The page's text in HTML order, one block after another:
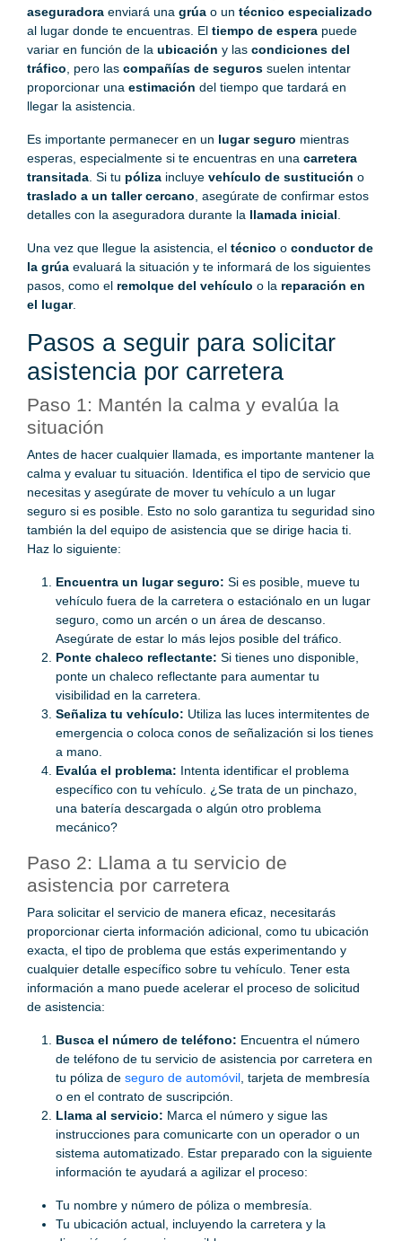
aseguradora enviará una grúa o un técnico especializado
al lugar donde te encuentras. El tiempo de espera puede
variar en función de la ubicación y las condiciones del
tráfico , pero las compañías de seguros suelen intentar
proporcionar una estimación del tiempo que tardará en
llegar la asistencia.
Es importante permanecer en un lugar seguro mientras
esperas, especialmente si te encuentras en una carretera
transitada . Si tu póliza incluye vehículo de sustitución o
traslado a un taller cercano , asegúrate de confirmar estos
detalles con la aseguradora durante la llamada inicial
Una vez que llegue la asistencia, el técnico o conductor de
la grúa evaluará la situación y te informará de los siguientes
pasos, como el remolque del vehículo o la reparación en
el lugar.
Pasos a seguir para solicitar
asistencia por carretera
Paso 1: Mantén la calma y evalúa la
situación
Antes de hacer cualquier llamada, es importante mantener la
calma y evaluar tu situación. Identifica el tipo de servicio que
necesitas y asegúrate de mover tu vehículo a un lugar
seguro si es posible. Esto no solo garantiza tu seguridad sino
también la del equipo de asistencia que se dirige hacia ti.
Haz lo siguiente:
Encuentra un lugar seguro: Si es posible, mueve tu
vehículo fuera de la carretera o estaciónalo en un lugar
seguro, como un arcén o un área de descanso.
Asegúrate de estar lo más lejos posible del tráfico.
Ponte chaleco reflectante: Si tienes uno disponible,
ponte un chaleco reflectante para aumentar tu
visibilidad en la carretera.
Señaliza tu vehículo: Utiliza las luces intermitentes de
emergencia o coloca conos de señalización si los tienes
a mano.
Evalúa el problema: Intenta identificar el problema
específico con tu vehículo. ¿Se trata de un pinchazo,
una batería descargada o algún otro problema
mecánico?
Paso 2: Llama a tu servicio de
asistencia por carretera
Para solicitar el servicio de manera eficaz, necesitarás
proporcionar cierta información adicional, como tu ubicación
exacta, el tipo de problema que estás experimentando y
cualquier detalle específico sobre tu vehículo. Tener esta
información a mano puede acelerar el proceso de solicitud
de asistencia:
Busca el número de teléfono: Encuentra el número
de teléfono de tu servicio de asistencia por carretera en
tu póliza de seguro de automóvil , tarjeta de membresía
o en el contrato de suscripción.
Llama al servicio: Marca el número y sigue las
instrucciones para comunicarte con un operador o un
sistema automatizado. Estar preparado con la siguiente
información te ayudará a agilizar el proceso:
Tu nombre y número de póliza o membresía.
Tu ubicación actual, incluyendo la carretera y la